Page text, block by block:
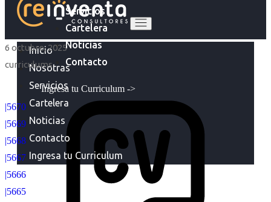
Servicios
Cartelera
Noticias
Contacto
Ingresa tu Curriculum ->
Inicio
Nosotras
Servicios
Cartelera
Noticias
Contacto
Ingresa tu Curriculum
6 octubre, 2025
curriculums
|5670
|5669
|5668
|5667
|5666
|5665